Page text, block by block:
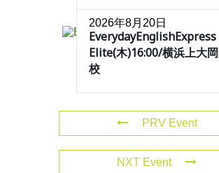
2026年8月20日
EverydayEnglishExpress
Elite(木)16:00/横浜上大岡
校
PRV Event
NXT Event